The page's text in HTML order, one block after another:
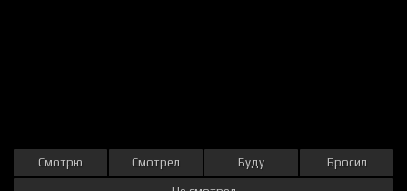
Смотрю Смотрел Буду Бросил